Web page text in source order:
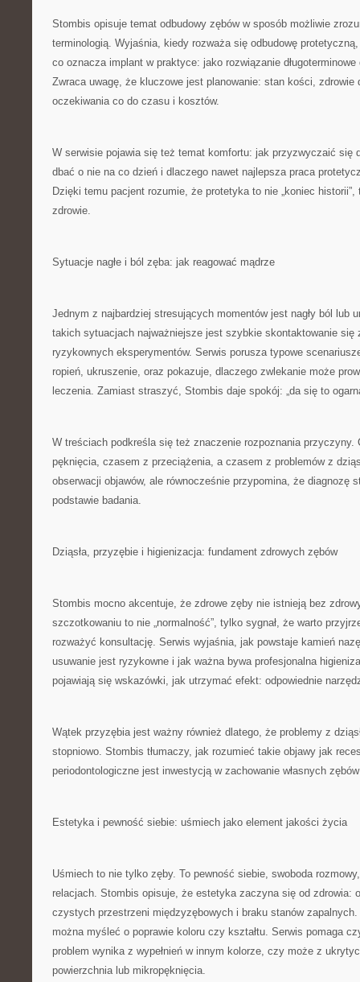
Stombis opisuje temat odbudowy zębów w sposób możliwie
terminologią. Wyjaśnia, kiedy rozważa się odbudowę
co oznacza implant w praktyce: jako rozwiązanie
Zwraca uwagę, że kluczowe jest planowanie: stan kości, zdrowie
oczekiwania co do czasu i kosztów.
W serwisie pojawia się też temat komfortu: jak przyzwyczaić się
dbać o nie na co dzień i dlaczego nawet najlepsza praca
Dzięki temu pacjent rozumie, że protetyka to nie „koniec
zdrowie.
Sytuacje nagłe i ból zęba: jak reagować mądrze
Jednym z najbardziej stresujących momentów jest nagły ból lub
takich sytuacjach najważniejsze jest szybkie skontaktowanie się
ryzykownych eksperymentów. Serwis porusza typowe
ropień, ukruszenie, oraz pokazuje, dlaczego zwlekanie może
leczenia. Zamiast straszyć, Stombis daje spokój: „da się to
W treściach podkreśla się też znaczenie rozpoznania przyczyny.
pęknięcia, czasem z przeciążenia, a czasem z problemów z
obserwacji objawów, ale równocześnie przypomina, że diagnozę
podstawie badania.
Dziąsła, przyzębie i higienizacja: fundament zdrowych zębów
Stombis mocno akcentuje, że zdrowe zęby nie istnieją bez
szczotkowaniu to nie „normalność”, tylko sygnał, że warto
rozważyć konsultację. Serwis wyjaśnia, jak powstaje kamień
usuwanie jest ryzykowne i jak ważna bywa profesjonalna
pojawiają się wskazówki, jak utrzymać efekt: odpowiednie
Wątek przyzębia jest ważny również dlatego, że problemy z
stopniowo. Stombis tłumaczy, jak rozumieć takie objawy jak
periodontologiczne jest inwestycją w zachowanie własnych
Estetyka i pewność siebie: uśmiech jako element jakości życia
Uśmiech to nie tylko zęby. To pewność siebie, swoboda
relacjach. Stombis opisuje, że estetyka zaczyna się od zdrowia:
czystych przestrzeni międzyzębowych i braku stanów
można myśleć o poprawie koloru czy kształtu. Serwis pomaga
problem wynika z wypełnień w innym kolorze, czy może z
powierzchnia lub mikropęknięcia.